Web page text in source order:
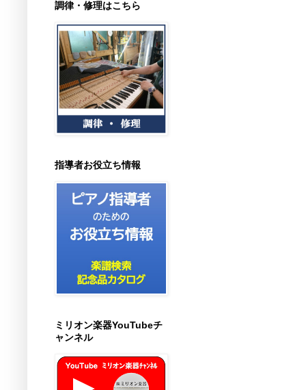
調律・修理はこちら
指導者お役立ち情報
ミリオン楽器YouTubeチ
ャンネル